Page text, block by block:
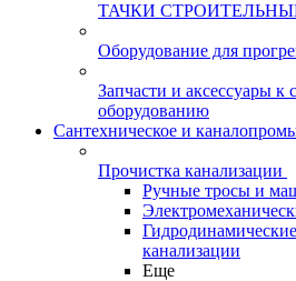
ТАЧКИ
Оборудование для
Запчасти и аксессуары к
оборудованию
Сантехническое и
Прочистка канализации
Ручные тросы и
канализации
Еще